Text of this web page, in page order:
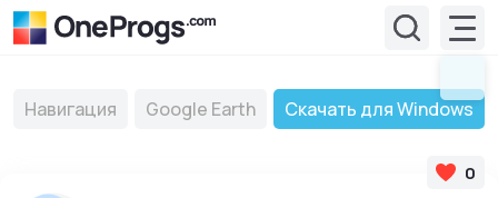
Навигация Google Earth Скачать для Windows
0